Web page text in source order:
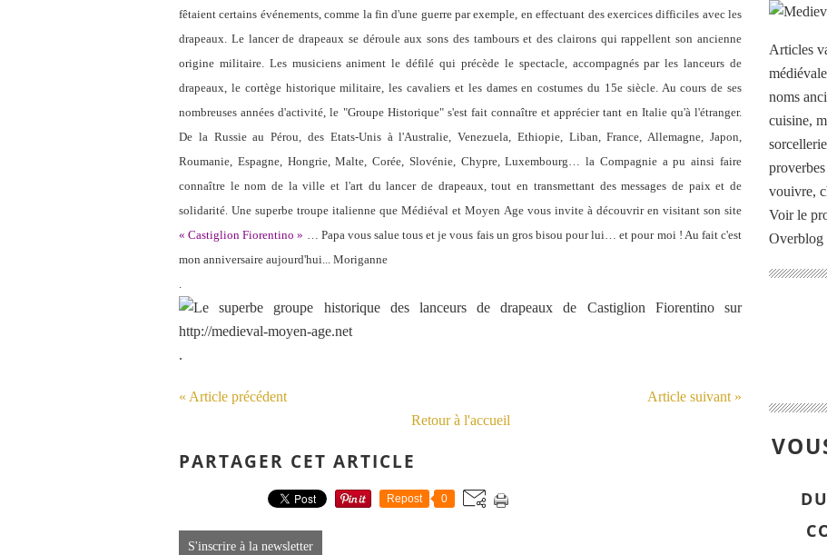
fêtaient certains événements, comme la fin d'une guerre par exemple, en effectuant des exercices difficiles avec les
drapeaux. Le lancer de drapeaux se déroule aux sons des tambours et des clairons qui rappellent son ancienne
origine militaire. Les musiciens animent le défilé qui précède le spectacle, accompagnés par les lanceurs de
drapeaux, le cortège historique militaire, les cavaliers et les dames en costumes du 15e siècle. Au cours de ses
nombreuses années d'activité, le "Groupe Historique" s'est fait connaître et apprécier tant en Italie qu'à l'étranger.
De la Russie au Pérou, des Etats-Unis à l'Australie, Venezuela, Ethiopie, Liban, France, Allemagne, Japon,
Roumanie, Espagne, Hongrie, Malte, Corée, Slovénie, Chypre, Luxembourg… la Compagnie a pu ainsi faire
connaître le nom de la ville et l'art du lancer de drapeaux, tout en transmettant des messages de paix et de
solidarité. Une superbe troupe italienne que Médiéval et Moyen Age vous invite à découvrir en visitant son site
«Castiglion Fiorentino » … Papa vous salue tous et je vous fais un gros bisou pour lui… et pour moi ! Au fait c'est
mon anniversaire aujourd'hui... Moriganne
.
.
« Article précédent
Article suivant »
Retour à l'accueil
PARTAGER CET ARTICLE
Repost 0
S'inscrire à la newsletter
Articles
noms
cuisine,
vouivre,
Voir le
Overblog